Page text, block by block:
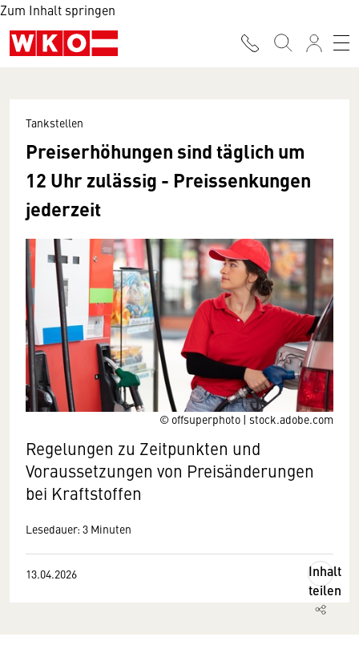
Zum Inhalt springen
© offsuperphoto | stock.adobe.com
Tankstellen
Preiserhöhungen sind täglich um
12 Uhr zulässig - Preissenkungen
jederzeit
Regelungen zu Zeitpunkten und
Voraussetzungen von Preisänderungen
bei Kraftstoffen
Lesedauer: 3 Minuten
13.04.2026
Inhalt
teilen